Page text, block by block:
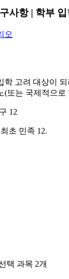
사항 | 학부 입
오
학 고려 대상이
(또는 국제적으
12
초 민족 12.
택 과목 2개